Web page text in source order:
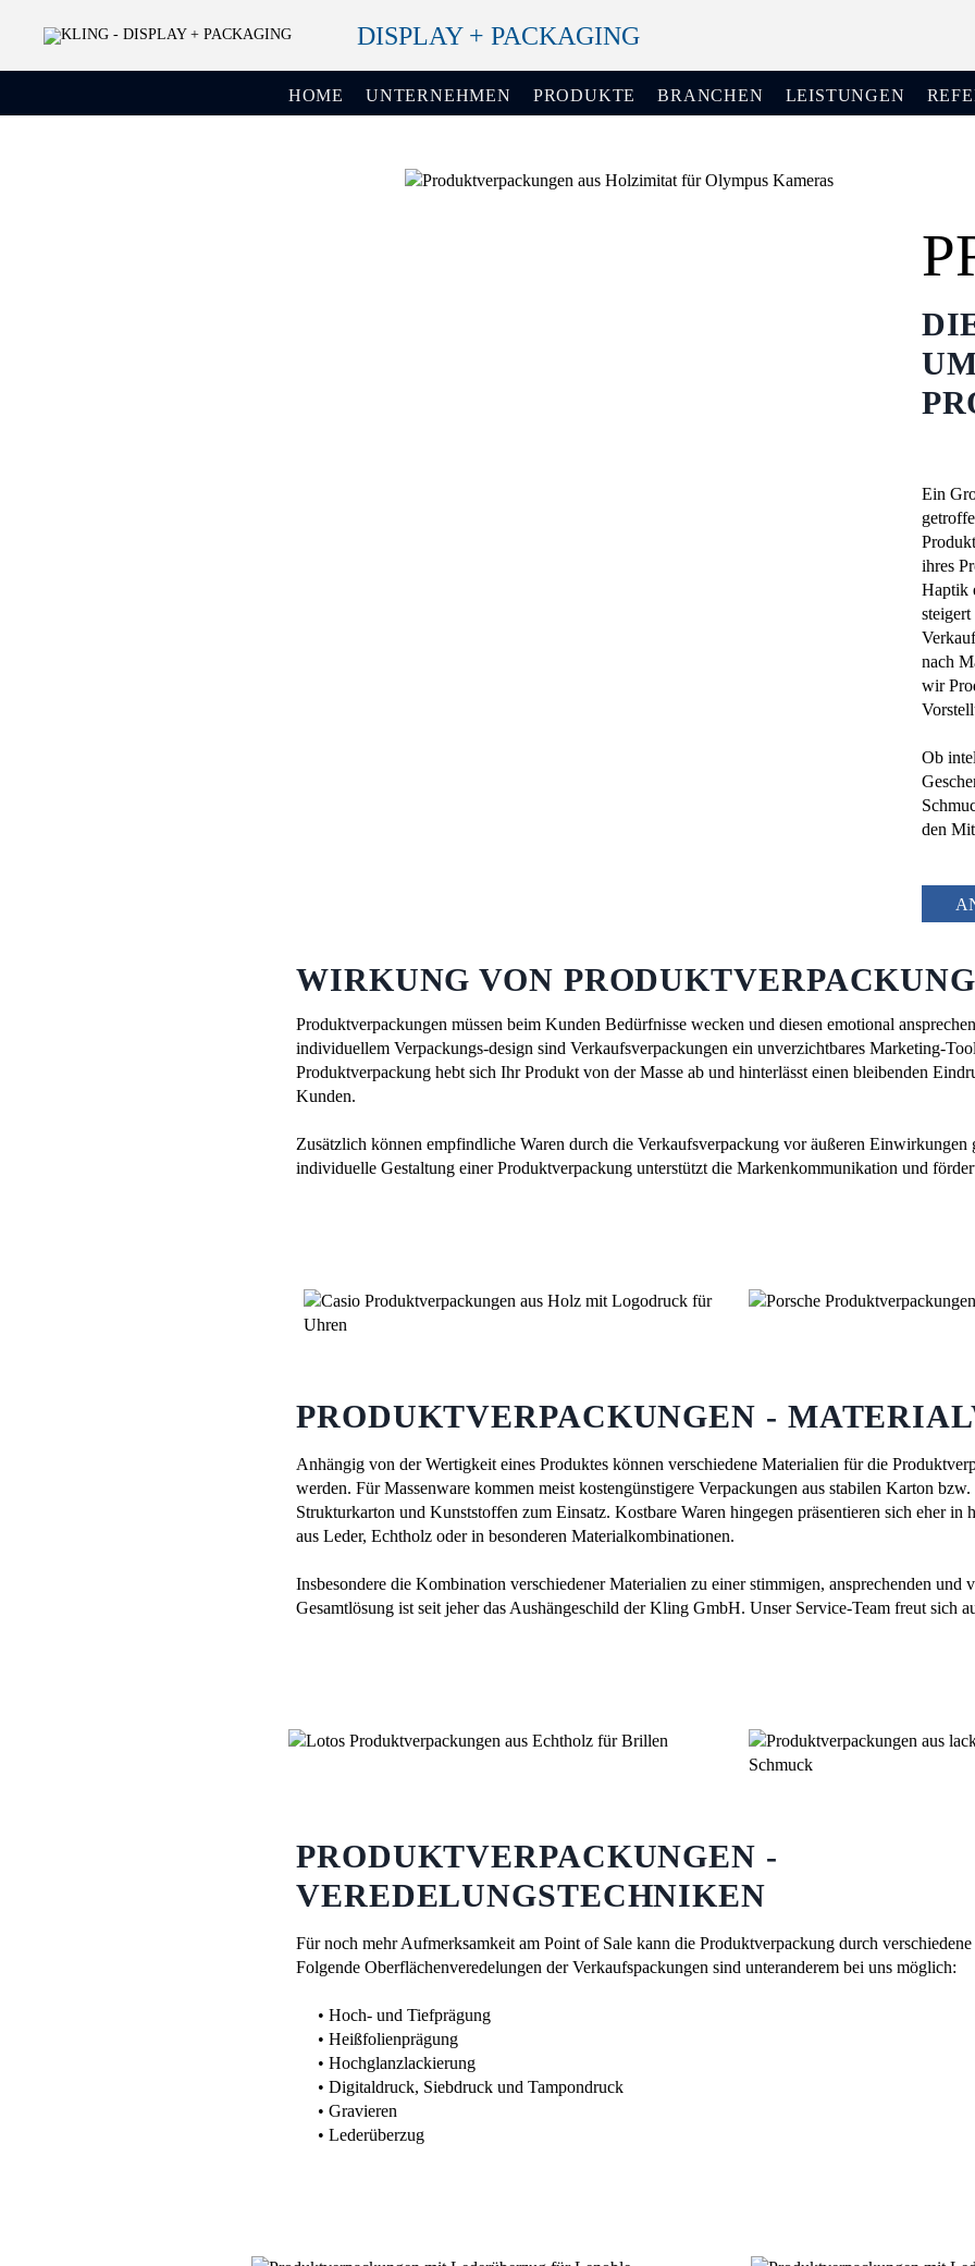
DISPLAY + PACKAGING
HOME UNTERNEHMEN PRODUKTE BRANCHEN LEISTUNGEN
Ein
ihres
Haptik
nach
wir
Ob
den
WIRKUNG VON
Produktverpackungen müssen beim Kunden Bedürfnisse wecken und diesen emotional
individuellem Verpackungs-design sind Verkaufsverpackungen ein unverzichtbares Marketing-
Produktverpackung hebt sich Ihr Produkt von der Masse ab und hinterlässt einen bleibenden
Kunden.
Zusätzlich können empfindliche Waren durch die Verkaufsverpackung vor äußeren Einwirkungen
individuelle Gestaltung einer Produktverpackung unterstützt die Markenkommunikation und
PRODUKTVERPACKUNGEN -
Anhängig von der Wertigkeit eines Produktes können verschiedene Materialien für die
werden. Für Massenware kommen meist kostengünstigere Verpackungen aus stabilen Karton
Strukturkarton und Kunststoffen zum Einsatz. Kostbare Waren hingegen präsentieren sich eher in
aus Leder, Echtholz oder in besonderen Materialkombinationen.
Insbesondere die Kombination verschiedener Materialien zu einer stimmigen, ansprechenden und
Gesamtlösung ist seit jeher das Aushängeschild der Kling GmbH. Unser Service-Team freut sich
PRODUKTVERPACKUNGEN -
VEREDELUNGSTECHNIKEN
Für noch mehr Aufmerksamkeit am Point of Sale kann die Produktverpackung durch
Folgende Oberflächenveredelungen der Verkaufspackungen sind unteranderem bei uns möglich:
• Hoch- und Tiefprägung
• Heißfolienprägung
• Hochglanzlackierung
• Digitaldruck, Siebdruck und Tampondruck
• Gravieren
• Lederüberzug